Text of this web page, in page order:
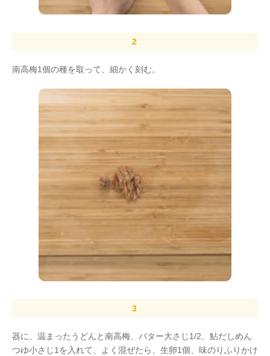
南高梅1個の種を取って、細かく刻む。
器に、温まったうどんと南高梅、バター大さじ1/2、鮎だしめん
つゆ小さじ1を入れて、よく混ぜたら、生卵1個、味のりふりかけ